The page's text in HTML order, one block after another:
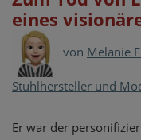
eines
von Melanie
Stuhlhersteller und
Er war der